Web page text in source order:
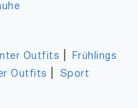
Outfits
Frühlings
Outfits
Sport